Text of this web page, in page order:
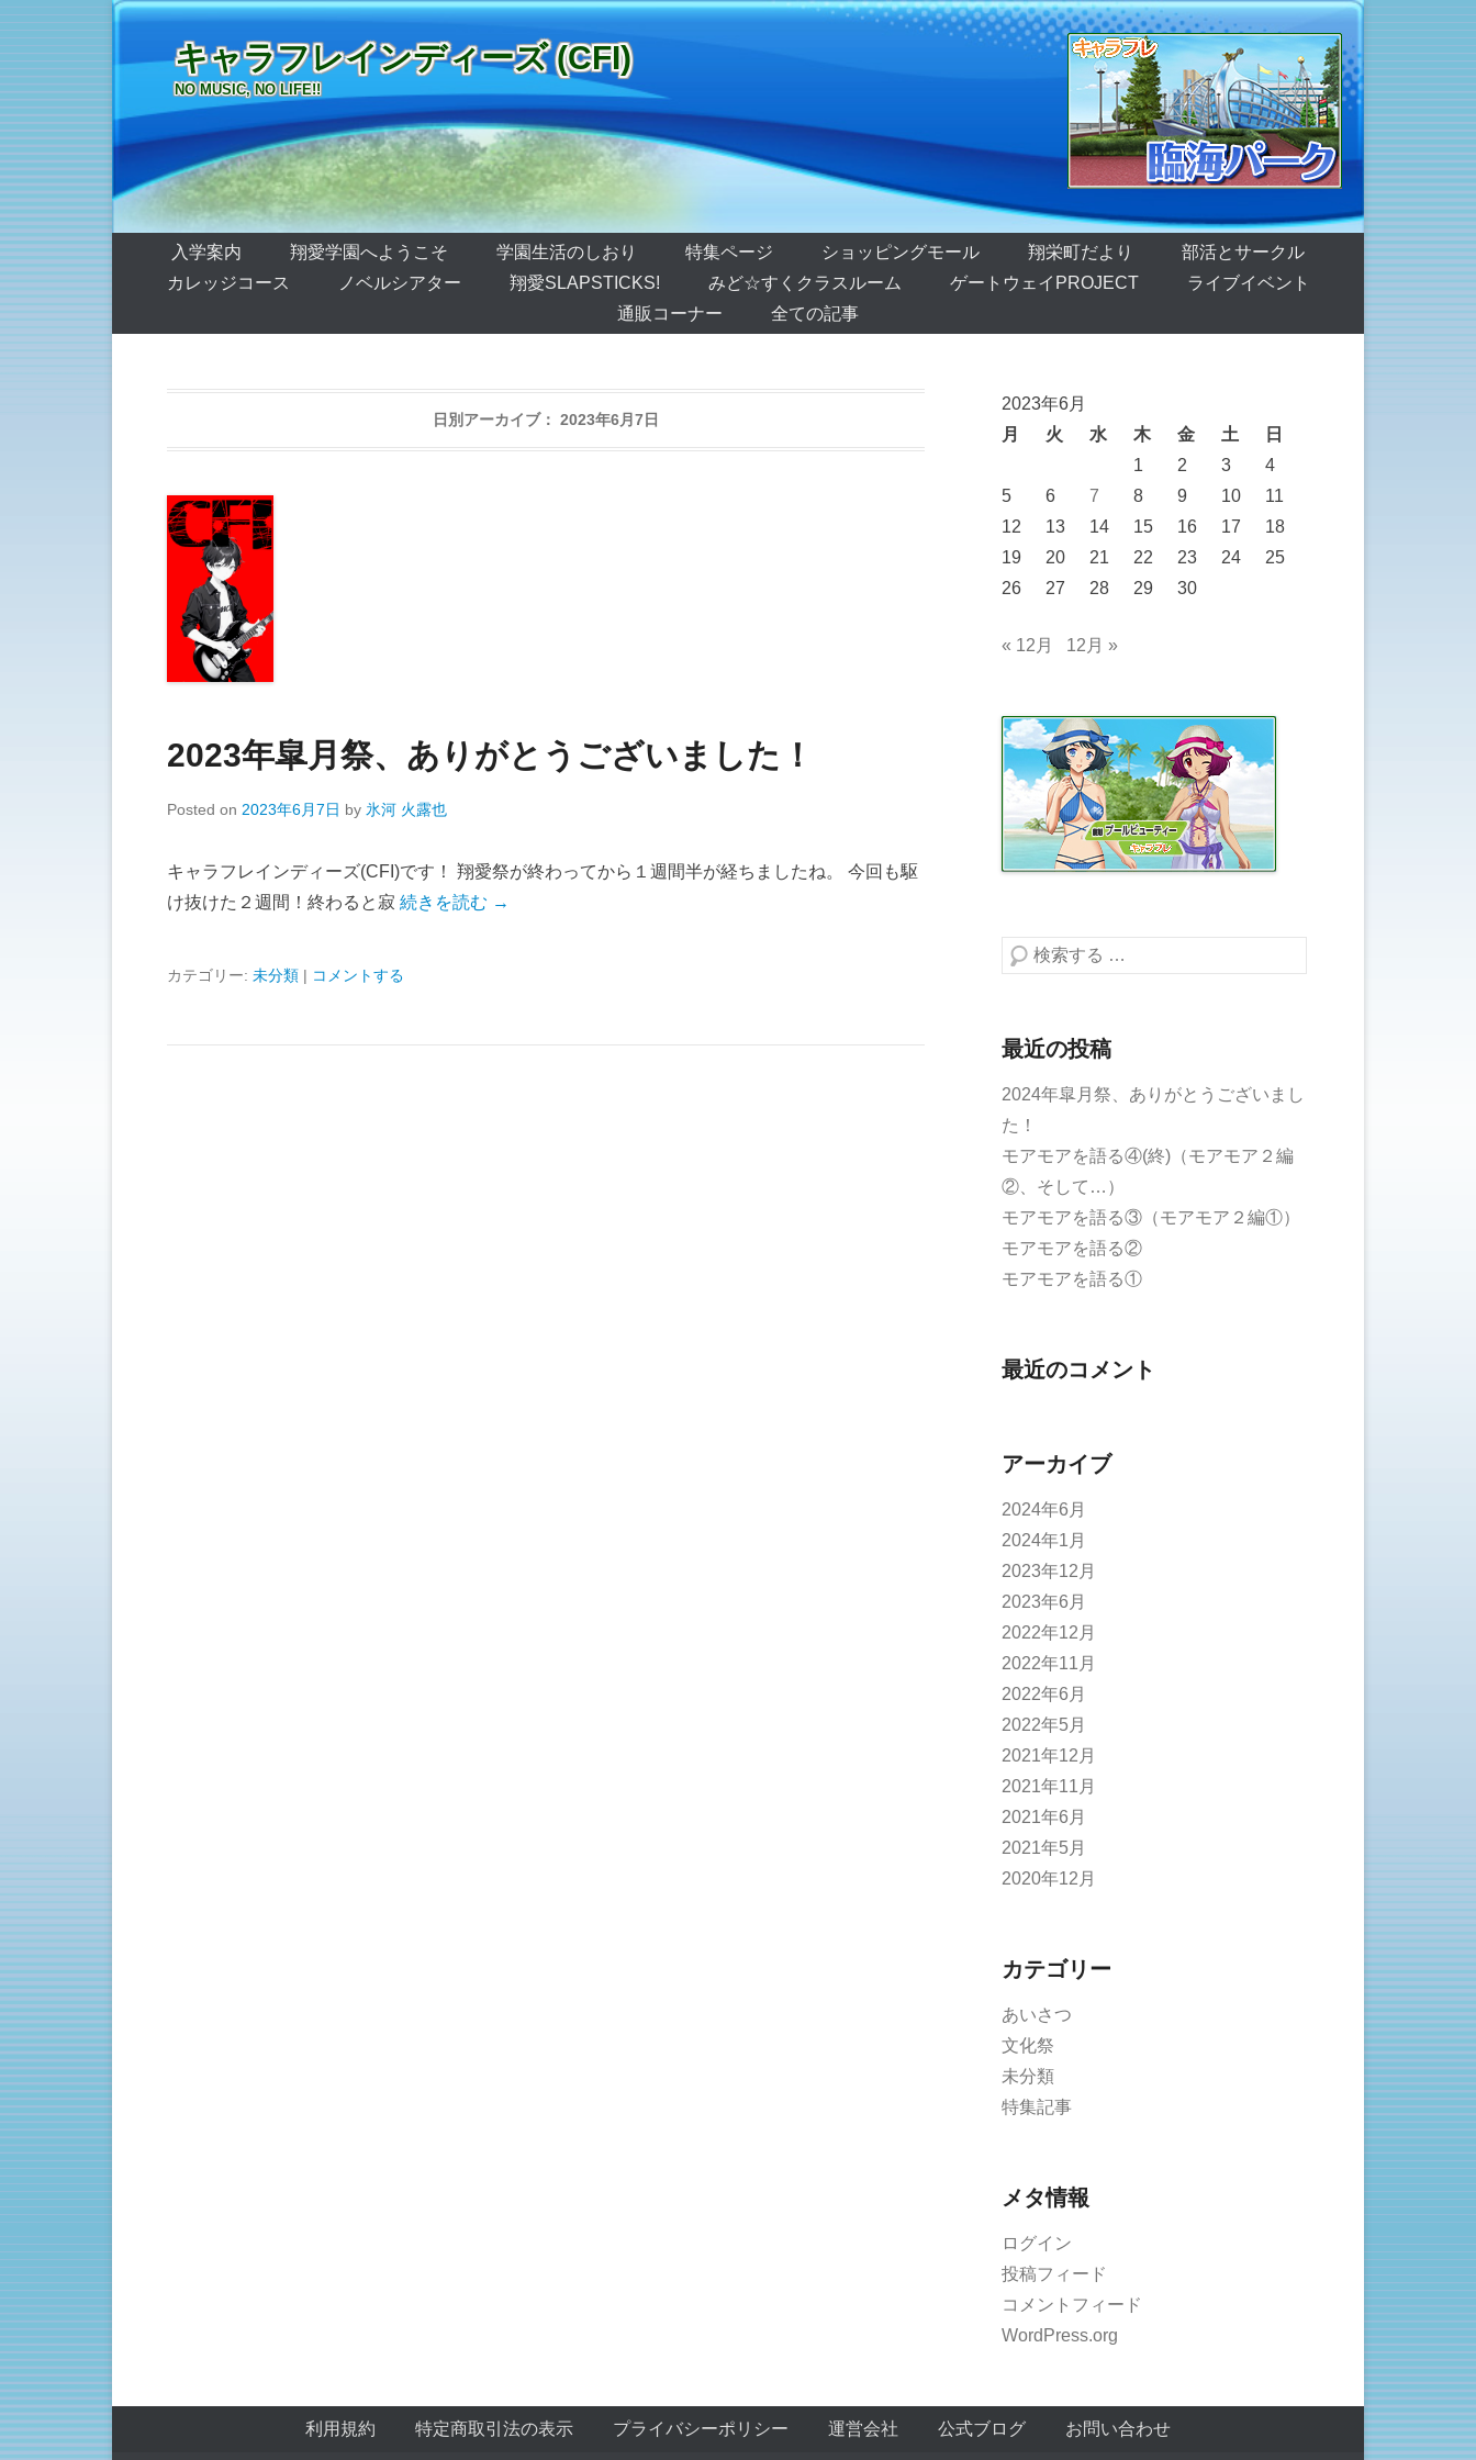
キャラフレインディーズ (CFI)
NO MUSIC, NO LIFE!!
第1メニュー
コンテンツへ移動
入学案内 翔愛学園へようこそ 学園生活のしおり 特集ページ ショッピングモール 翔栄町だより
部活とサークル
カレッジコース
ノベルシアター 翔愛SLAPSTICKS! みど☆すくクラスルーム ゲートウェイPROJECT
ライブイベント
通販コーナー
全ての記事
日別アーカイブ： 2023年6月7日
2023年皐月祭、ありがとうございました！
Posted on 2023年6月7日 by 氷河 火露也
キャラフレインディーズ(CFI)です！ 翔愛祭が終わってから１週間半が経ちましたね。 今回も駆
け抜けた２週間！終わると寂 続きを読む →
カテゴリー: 未分類 | コメントする
2023年6月
月
火 水 木 金 土
日
1
2 3
4
5
6 7 8 9 10
11
12
13 14 15 16 17
18
19
20 21 22 23 24
25
26
27 28 29 30
« 12月 12月 »
検索する
最近の投稿
2024年皐月祭、ありがとうございまし
た！
モアモアを語る④(終)（モアモア２編
②、そして…）
モアモアを語る③（モアモア２編①）
モアモアを語る②
モアモアを語る①
最近のコメント
アーカイブ
2024年6月
2024年1月
2023年12月
2023年6月
2022年12月
2022年11月
2022年6月
2022年5月
2021年12月
2021年11月
2021年6月
2021年5月
2020年12月
カテゴリー
あいさつ
文化祭
未分類
特集記事
メタ情報
ログイン
投稿フィード
コメントフィード
WordPress.org
利用規約 特定商取引法の表示 プライバシーポリシー 運営会社 公式ブログ お問い合わせ